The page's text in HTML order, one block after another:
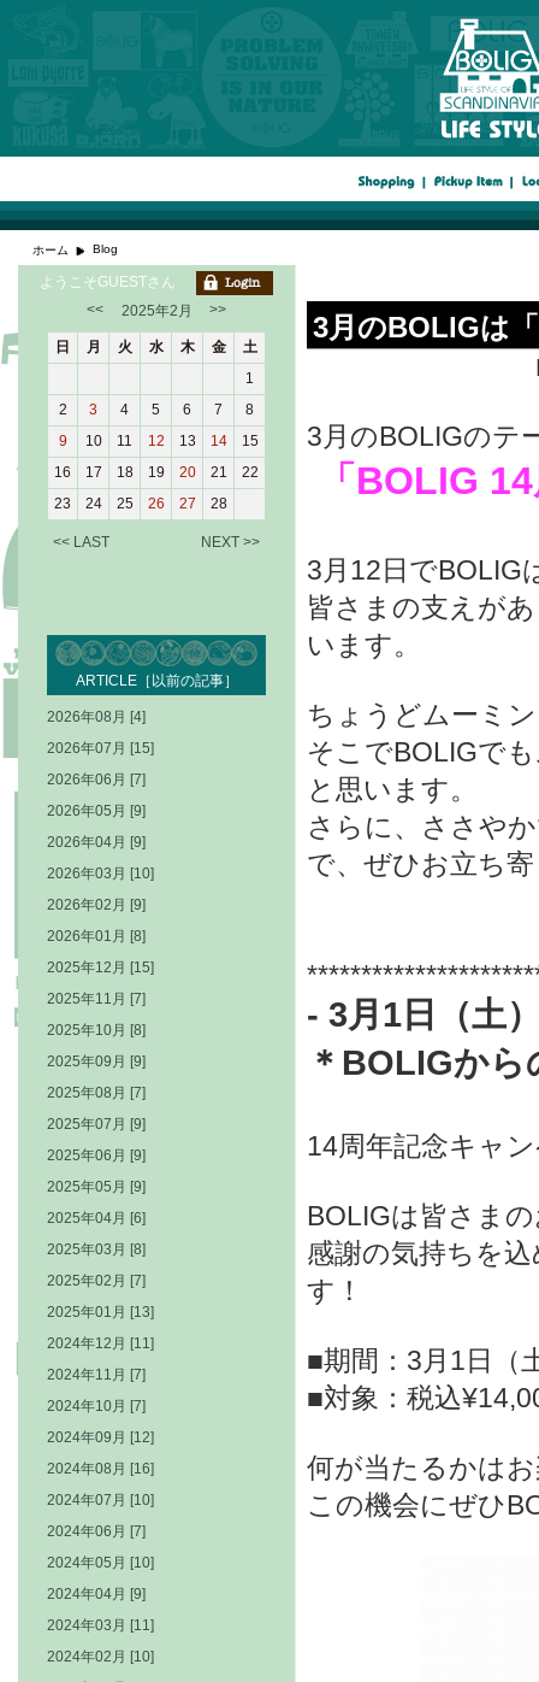
ホーム Blog
3月のBOLIGは
3月のBOLIGのテ
「 BOLIG
3月12日でBOLIG
皆さまの支えが
います。
ちょうどムーミ
そこでBOLIGで
と思います。
さらに、ささや
で、ぜひお立ち
- 3月1日（土
＊ BOLIGから
14周年記念キャ
BOLIGは皆さま
感謝の気持ちを
す！
■期間：3月1日（
■対象：税込
何が当たるかは
この機会にぜひ
ようこそGUESTさん
<<
2025年2月 >>
日 月 火 水 木 金
土
1
2
3 4 5 6 7
8
9
10 11 12 13 14
15
16
17 18 19 20 21
22
23
24 25 26 27 28
<< LAST NEXT >>
ARTICLE［以前の記事］
2026年08月 [4]
2026年07月 [15]
2026年06月 [7]
2026年05月 [9]
2026年04月 [9]
2026年03月 [10]
2026年02月 [9]
2026年01月 [8]
2025年12月 [15]
2025年11月 [7]
2025年10月 [8]
2025年09月 [9]
2025年08月 [7]
2025年07月 [9]
2025年06月 [9]
2025年05月 [9]
2025年04月 [6]
2025年03月 [8]
2025年02月 [7]
2025年01月 [13]
2024年12月 [11]
2024年11月 [7]
2024年10月 [7]
2024年09月 [12]
2024年08月 [16]
2024年07月 [10]
2024年06月 [7]
2024年05月 [10]
2024年04月 [9]
2024年03月 [11]
2024年02月 [10]